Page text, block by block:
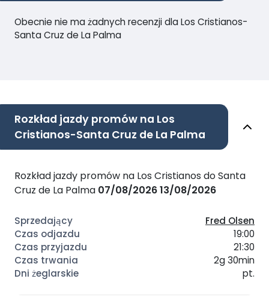
Obecnie nie ma żadnych recenzji dla Los Cristianos-
Santa Cruz de La Palma
Rozkład jazdy promów na Los
Cristianos-Santa Cruz de La Palma
Rozkład jazdy promów na Los Cristianos do Santa
Cruz de La Palma 07/08/202613/08/2026
Fred Olsen
19:00
21:30
2g 30min
pt.